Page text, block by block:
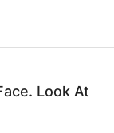
Look At